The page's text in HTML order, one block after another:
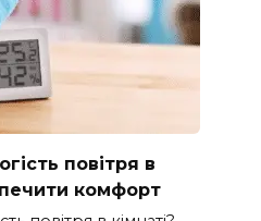
повітря в
комфорт